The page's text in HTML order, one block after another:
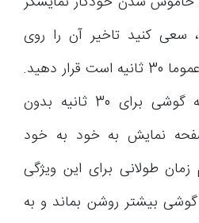
سعی کنید تاخیر آن را روی
کمترین مقدار ممکن که عموما 30 ثانیه است قرار دهید.
در این حالت زمانی که گوشی برای 30 ثانیه بدون
صفحه نمایش به خود به خود
طولانی برای این ویژگی
بیشتر روشن بماند و به